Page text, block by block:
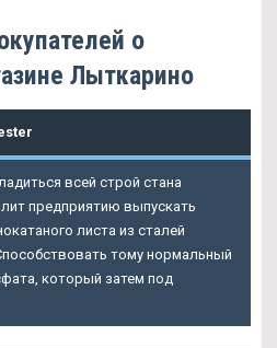
о
Лыткарино
всей строй стана
предприятию выпускать
листа из сталей
тому нормальный
который затем под